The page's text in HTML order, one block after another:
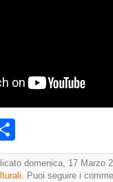
domenica, 17 Marzo
. Puoi seguire i